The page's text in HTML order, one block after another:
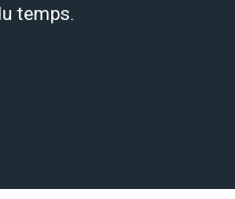
temps.